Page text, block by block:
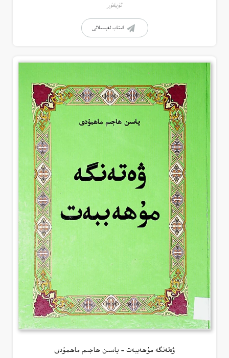
ئۇيغۇر
كىتاب تەپسىلاتى
ۋەتەنگە مۇھەببەت – ياسىن ھاجىم ماھمۇدى